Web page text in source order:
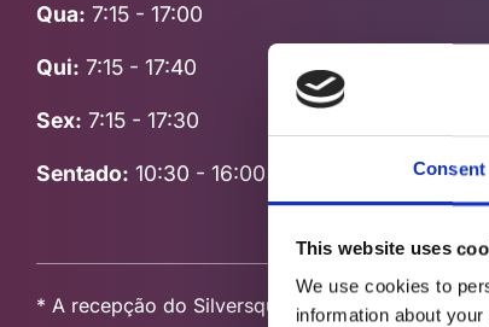
Consent
This website uses
We use cookies to
information about
Qua: 7:15 - 17:00
Qui: 7:15 - 17:40
Sex: 7:15 - 17:30
Sentado: 10:30 - 16:00
* A recepção do Silversquare lhe dá as boas-